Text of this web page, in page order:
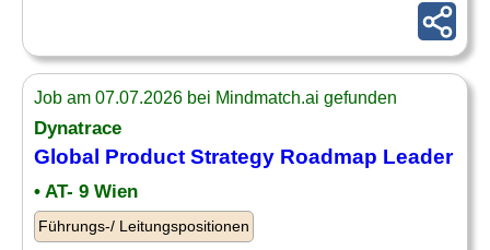
Job am 07.07.2026 bei Mindmatch.ai gefunden
Dynatrace
Global Product Strategy Roadmap Leader
• AT- 9 Wien
Führungs-/ Leitungspositionen